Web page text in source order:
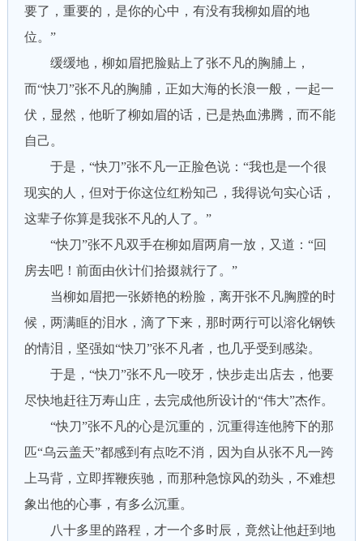
要了，重要的，是你的心中，有没有我柳如眉的地
位。”
缓缓地，柳如眉把脸贴上了张不凡的胸脯上，
而“快刀”张不凡的胸脯，正如大海的长浪一般，一起一
伏，显然，他昕了柳如眉的话，已是热血沸腾，而不能
自己。
于是，“快刀”张不凡一正脸色说：“我也是一个很
现实的人，但对于你这位红粉知己，我得说句实心话，
这辈子你算是我张不凡的人了。”
“快刀”张不凡双手在柳如眉两肩一放，又道：“回
房去吧！前面由伙计们拾掇就行了。”
当柳如眉把一张娇艳的粉脸，离开张不凡胸膛的时
候，两满眶的泪水，滴了下来，那时两行可以溶化钢铁
的情泪，坚强如“快刀”张不凡者，也几乎受到感染。
于是，“快刀”张不凡一咬牙，快步走出店去，他要
尽快地赶往万寿山庄，去完成他所设计的“伟大”杰作。
“快刀”张不凡的心是沉重的，沉重得连他胯下的那
匹“乌云盖天”都感到有点吃不消，因为自从张不凡一跨
上马背，立即挥鞭疾驰，而那种急惊风的劲头，不难想
象出他的心事，有多么沉重。
八十多里的路程，才一个多时辰，竟然让他赶到地